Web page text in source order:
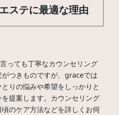
ステに最適な理由
っても丁寧なカウンセリング
つきものですが、graceでは
りの悩みや希望をしっかりと
提案します。カウンセリング
のケア方法などを詳しくお伺